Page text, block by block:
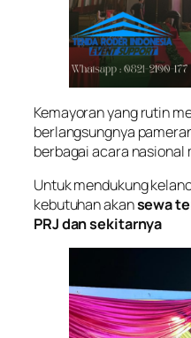
Kemayoran yang rutin
berlangsungnya
berbagai acara
Untuk mendukung
kebutuhan akansewa
PRJ dan sekitarnya